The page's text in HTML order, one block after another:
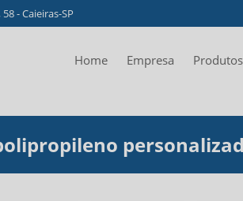
- Caieiras-SP
Home Empresa Produtos